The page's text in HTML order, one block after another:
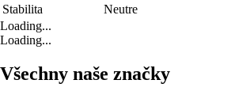
Stabilita
Neutre
Loading...
Loading...
Všechny naše značky